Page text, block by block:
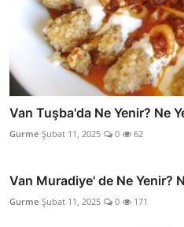
Van Tuşba'da Ne Yenir? Ne
Gurme Şubat 11, 2025 0 62
Van Muradiye' de Ne Yenir?
Gurme Şubat 11, 2025 0 171